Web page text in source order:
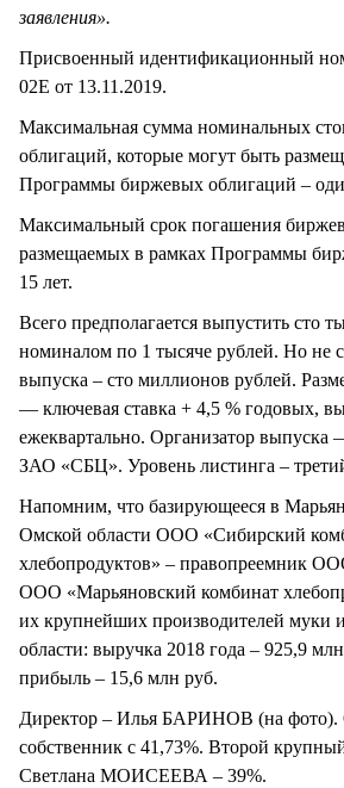
заявления».
Присвоенный идентификационный
02E от 13.11.2019.
Максимальная сумма номинальных
облигаций, которые могут быть
Программы биржевых облигаций –
Максимальный срок погашения
размещаемых в рамках Программы
15 лет.
Всего предполагается выпустить сто
номиналом по 1 тысяче рублей. Но не
выпуска – сто миллионов рублей.
— ключевая ставка + 4,5 % годовых,
ежеквартально. Организатор выпуска
ЗАО «СБЦ». Уровень листинга –
Напомним, что базирующееся в
Омской области ООО «Сибирский
хлебопродуктов» – правопреемник
ООО «Марьяновский комбинат
их крупнейших производителей муки
области: выручка 2018 года – 925,9
прибыль – 15,6 млн руб.
Директор – Илья БАРИНОВ (на фото).
собственник с 41,73%. Второй
Светлана МОИСЕЕВА – 39%.